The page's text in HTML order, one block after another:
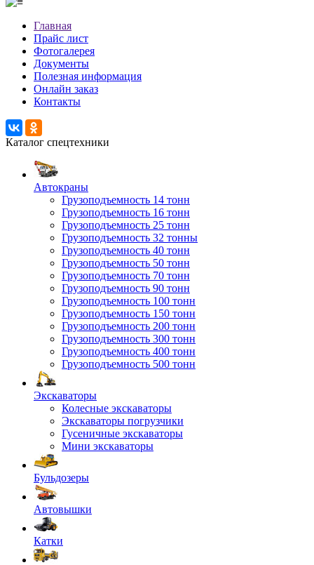
Главная
Прайс лист
Фотогалерея
Документы
Полезная информация
Онлайн заказ
Контакты
Каталог спецтехники
Автокраны
Грузоподъемность 14 тонн
Грузоподъемность 16 тонн
Грузоподъемность 25 тонн
Грузоподъемность 32 тонны
Грузоподъемность 40 тонн
Грузоподъемность 50 тонн
Грузоподъемность 70 тонн
Грузоподъемность 90 тонн
Грузоподъемность 100 тонн
Грузоподъемность 150 тонн
Грузоподъемность 200 тонн
Грузоподъемность 300 тонн
Грузоподъемность 400 тонн
Грузоподъемность 500 тонн
Экскаваторы
Колесные экскаваторы
Экскаваторы погрузчики
Гусеничные экскаваторы
Мини экскаваторы
Бульдозеры
Автовышки
Катки